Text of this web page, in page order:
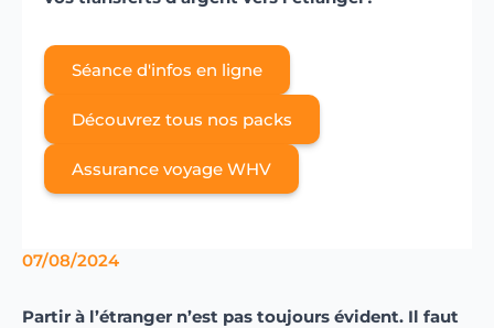
Séance d'infos en ligne
Découvrez tous nos packs
Assurance voyage WHV
07/08/2024
Partir à l’étranger n’est pas toujours évident. Il faut